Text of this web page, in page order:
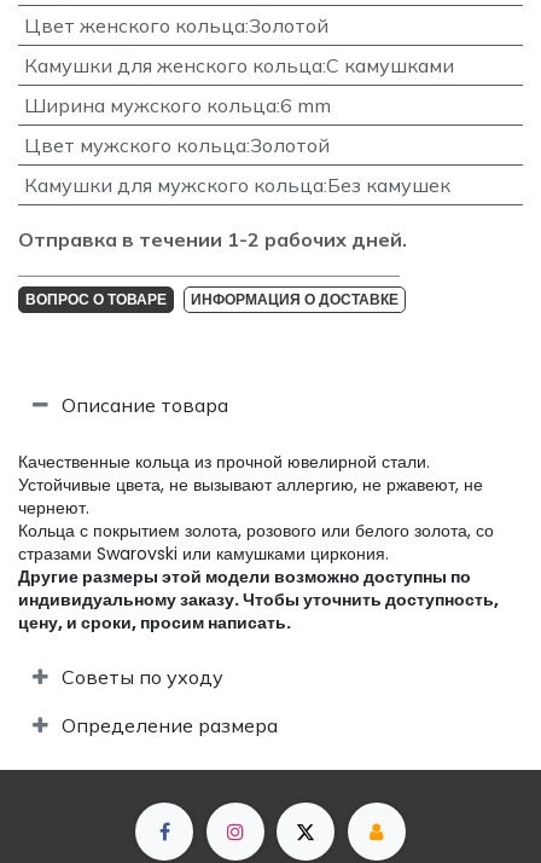
Цвет женского кольца:Золотой
Камушки для женского кольца:С камушками
Ширина мужского кольца:6 mm
Цвет мужского кольца:Золотой
Камушки для мужского кольца:Без камушек
Отправка в течении 1-2 рабочих дней.
ВОПРОС О ТОВАРЕ ИНФОРМАЦИЯ О ДОСТАВКЕ
Описание товара
Качественные кольца из прочной ювелирной стали.
Устойчивые цвета, не вызывают аллергию, не ржавеют, не
чернеют.
Кольца с покрытием золота, розового или белого золота, со
стразами Swarovski или камушками циркония.
Другие размеры этой модели возможно доступны по
индивидуальному заказу. Чтобы уточнить доступность,
цену, и сроки, просим написать.​
Советы по уходу
Определение размера